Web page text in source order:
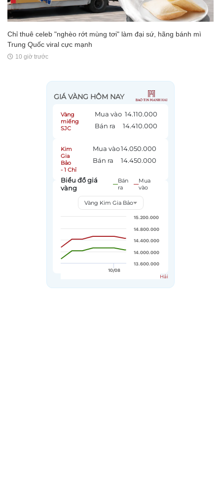
Chỉ thuê celeb "nghèo rớt mùng tơi" làm đại sứ, hãng bánh mì
Trung Quốc viral cực mạnh
10 giờ trước